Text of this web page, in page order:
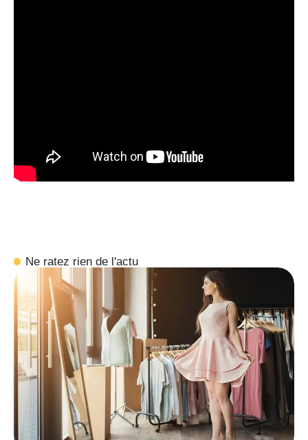
Ne ratez rien de l'actu